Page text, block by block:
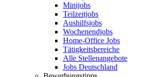
Minijobs
Teilzeitjobs
Aushilfsjobs
Wochenendjobs
Home-Office Jobs
Tätigkeitsbereiche
Alle Stellenangebote
Jobs Deutschland